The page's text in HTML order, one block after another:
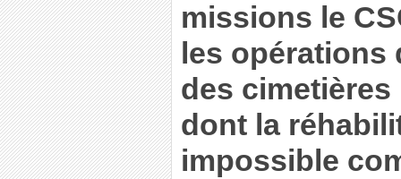
missions le
les opérations
des cimetières
dont la
impossible